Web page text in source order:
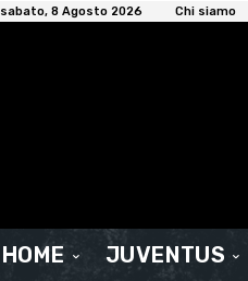
sabato, 8 Agosto 2026 Chi siamo
HOME JUVENTUS